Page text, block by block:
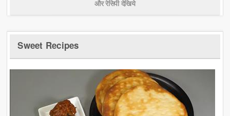
और रेसिपी देखिये
Sweet Recipes